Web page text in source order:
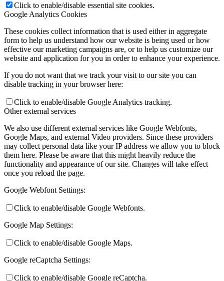
Click to enable/disable essential site cookies.
Google Analytics Cookies
These cookies collect information that is used either in aggregate
form to help us understand how our website is being used or how
effective our marketing campaigns are, or to help us customize our
website and application for you in order to enhance your experience.
If you do not want that we track your visit to our site you can
disable tracking in your browser here:
Click to enable/disable Google Analytics tracking.
Other external services
We also use different external services like Google Webfonts,
Google Maps, and external Video providers. Since these providers
may collect personal data like your IP address we allow you to block
them here. Please be aware that this might heavily reduce the
functionality and appearance of our site. Changes will take effect
once you reload the page.
Google Webfont Settings:
Click to enable/disable Google Webfonts.
Google Map Settings:
Click to enable/disable Google Maps.
Google reCaptcha Settings:
Click to enable/disable Google reCaptcha.